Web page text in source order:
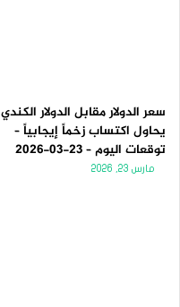
سعر الدولار مقابل الدولار الكندي
يحاول اكتساب زخماً إيجابياً –
توقعات اليوم – 23-03-2026
مارس 23, 2026